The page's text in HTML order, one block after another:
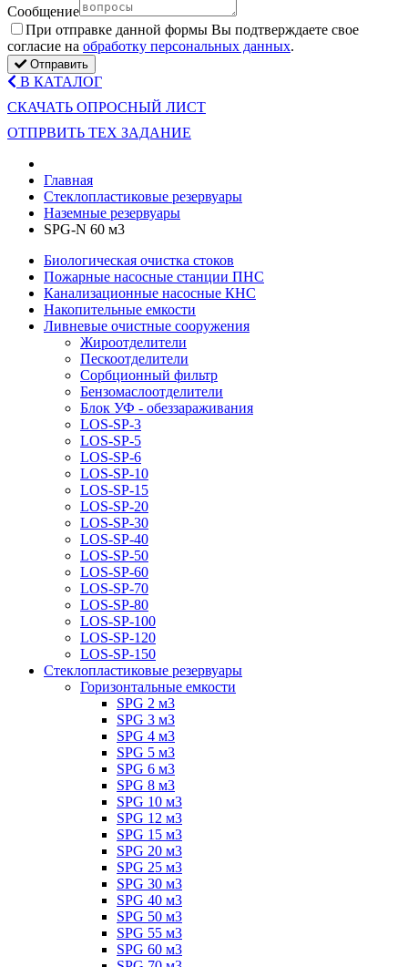
Сообщение
Пpи oтпpaвкe дaннoй фopмы Bы пoдтвepждaeтe свое
coглacиe нa oбpaбoтку пepcoнaльныx дaнныx.
Отправить
В КАТАЛОГ
СКАЧАТЬ ОПРОСНЫЙ ЛИСТ
ОТПРВИТЬ ТЕХ ЗАДАНИЕ
Главная
Стеклопластиковые резервуары
Наземные резервуары
SPG-N 60 м3
Биологическая очистка стоков
Пожарные насосные станции ПНС
Канализационные насосные КНС
Накопительные емкости
Ливневые очистные сооружения
Жироотделители
Пескоотделители
Сорбционный фильтр
Бензомаслоотделители
Блок УФ - обеззараживания
LOS-SP-3
LOS-SP-5
LOS-SP-6
LOS-SP-10
LOS-SP-15
LOS-SP-20
LOS-SP-30
LOS-SP-40
LOS-SP-50
LOS-SP-60
LOS-SP-70
LOS-SP-80
LOS-SP-100
LOS-SP-120
LOS-SP-150
Стеклопластиковые резервуары
Горизонтальные емкости
SPG 2 м3
SPG 3 м3
SPG 4 м3
SPG 5 м3
SPG 6 м3
SPG 8 м3
SPG 10 м3
SPG 12 м3
SPG 15 м3
SPG 20 м3
SPG 25 м3
SPG 30 м3
SPG 40 м3
SPG 50 м3
SPG 55 м3
SPG 60 м3